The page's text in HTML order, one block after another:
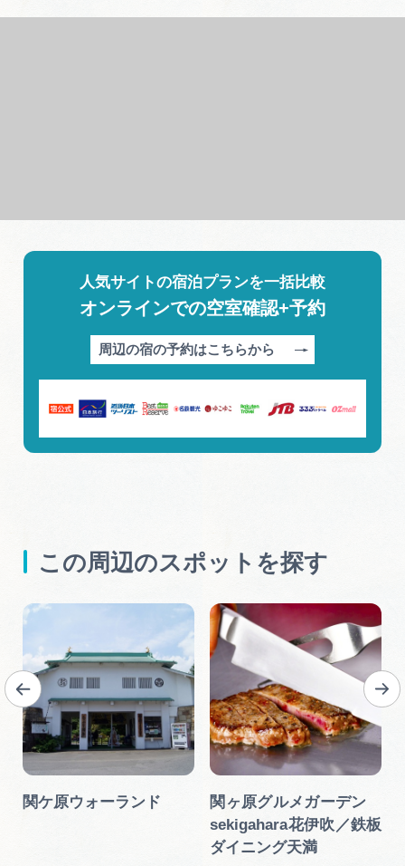
人気サイトの宿泊プランを一括比較
オンラインでの空室確認+予約
周辺の宿の予約はこちらから
この周辺のスポットを探す
関ケ原ウォーランド
関ヶ原グルメガーデン
sekigahara花伊吹／鉄板
ダイニング天満